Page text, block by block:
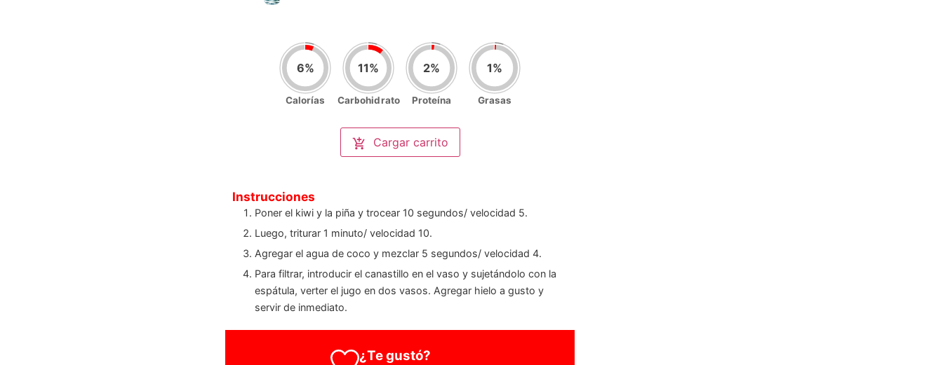
6%
Calorías
11%
Carbohidrato
2%
Proteína
1%
Grasas
Nutrición por porción(2)
Calorías 112/2000kcal
Carbohidrato
29/250gr
Cargar carrito
Instrucciones
Poner el kiwi y la piña y trocear 10 segundos/ velocidad 5.
Luego, triturar 1 minuto/ velocidad 10.
Agregar el agua de coco y mezclar 5 segundos/ velocidad 4.
Para filtrar, introducir el canastillo en el vaso y sujetándolo con la
espátula, verter el jugo en dos vasos. Agregar hielo a gusto y
servir de inmediato.
¿Te gustó?